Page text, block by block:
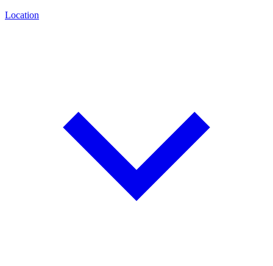
Location